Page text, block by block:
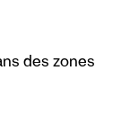
des zones